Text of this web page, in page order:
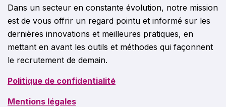
Dans un secteur en constante évolution, notre mission
est de vous offrir un regard pointu et informé sur les
dernières innovations et meilleures pratiques, en
mettant en avant les outils et méthodes qui façonnent
le recrutement de demain.
Politique de confidentialité
Mentions légales